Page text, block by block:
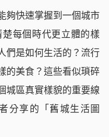
夠快速掌握到一個城市
每個時代更立體的樣
們是如何生活的？流行
的美食？這些看似瑣碎
城區真實樣貌的重要線
分享的「舊城生活圖